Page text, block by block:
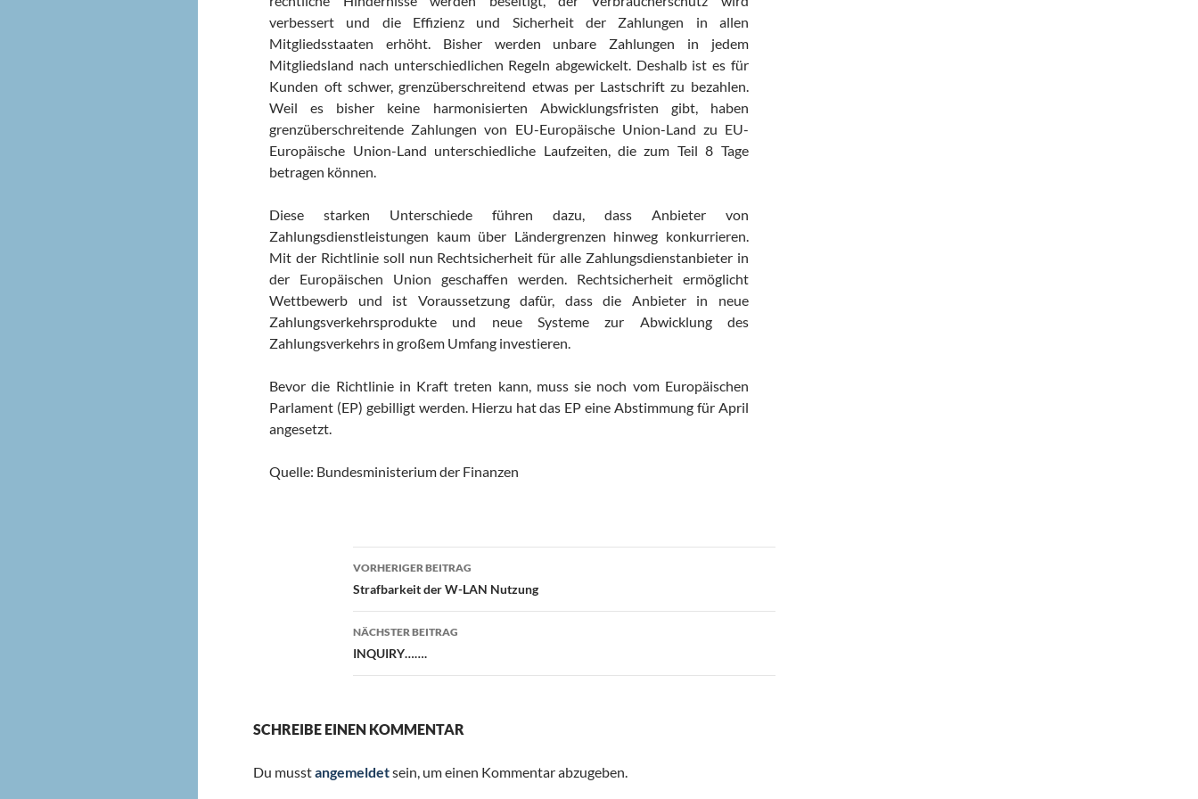
verbessert und die Effizienz und Sicherheit der Zahlungen in allen
Mitgliedsstaaten erhöht. Bisher werden unbare Zahlungen in jedem
Mitgliedsland nach unterschiedlichen Regeln abgewickelt. Deshalb ist es für
Kunden oft schwer, grenzüberschreitend etwas per Lastschrift zu bezahlen.
Weil es bisher keine harmonisierten Abwicklungsfristen gibt, haben
grenzüberschreitende Zahlungen von EU-Europäische Union-Land zu EU-
Europäische Union-Land unterschiedliche Laufzeiten, die zum Teil 8 Tage
betragen können.
Diese starken Unterschiede führen dazu, dass Anbieter von
Zahlungsdienstleistungen kaum über Ländergrenzen hinweg konkurrieren.
Mit der Richtlinie soll nun Rechtsicherheit für alle Zahlungsdienstanbieter in
der Europäischen Union geschaffen werden. Rechtsicherheit ermöglicht
Wettbewerb und ist Voraussetzung dafür, dass die Anbieter in neue
Zahlungsverkehrsprodukte und neue Systeme zur Abwicklung des
Zahlungsverkehrs in großem Umfang investieren.
Bevor die Richtlinie in Kraft treten kann, muss sie noch vom Europäischen
Parlament (EP) gebilligt werden. Hierzu hat das EP eine Abstimmung für April
angesetzt.
Quelle: Bundesministerium der Finanzen
Beitragsnavigation
VORHERIGER BEITRAG
Strafbarkeit der W-LAN Nutzung
NÄCHSTER BEITRAG
INQUIRY…….
SCHREIBE EINEN KOMMENTAR
Du musstangemeldetsein, um einen Kommentar abzugeben.